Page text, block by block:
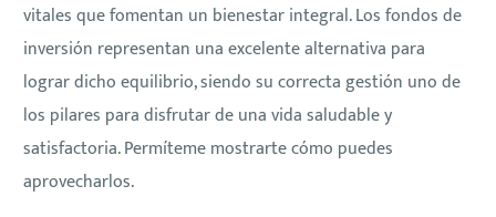
vitales que fomentan un bienestar integral. Los fondos de
inversión representan una excelente alternativa para
lograr dicho equilibrio, siendo su correcta gestión uno de
los pilares para disfrutar de una vida saludable y
satisfactoria. Permíteme mostrarte cómo puedes
aprovecharlos.